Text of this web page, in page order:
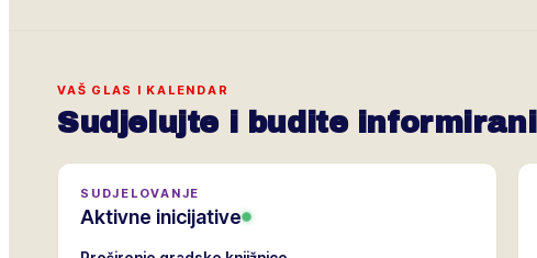
VAŠ GLAS I KALENDAR
Sudjelujte i budite informirani
SUDJELOVANJE
Aktivne inicijative